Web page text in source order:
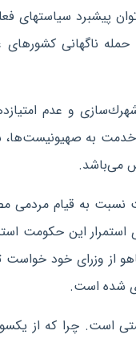
پیشبرد سیاستهای
ناگهانی
و عدم
می‌باشد.
به قیام مردمی
استمرار این حكومت
از وزرای خود خواست
شده است.
است. چرا كه از یكسو